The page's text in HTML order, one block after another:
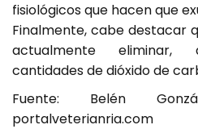
fisiológicos que hacen que
Finalmente, cabe destacar
actualmente eliminar,
cantidades de dióxido de
Fuente: Belén
portalveterianria.com